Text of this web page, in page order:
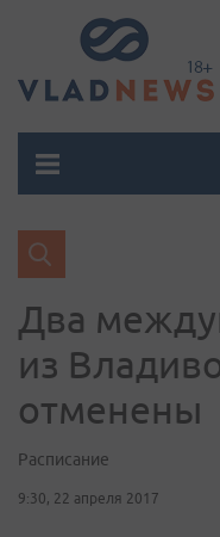
Два
из
отменены
Расписание
9:30, 22 апреля 2017